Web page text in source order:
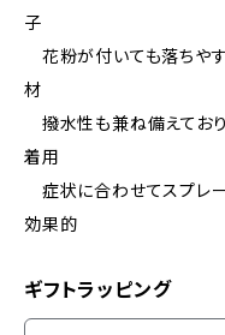
子
花粉が付いても落ちや
材
撥水性も兼ね備えてお
着用
症状に合わせてスプレ
効果的
ギフトラッピング